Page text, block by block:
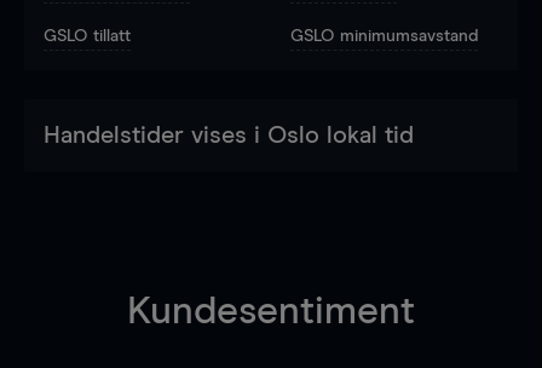
GSLO tillatt GSLO minimumsavstand
Handelstider vises i Oslo lokal tid
Kundesentiment